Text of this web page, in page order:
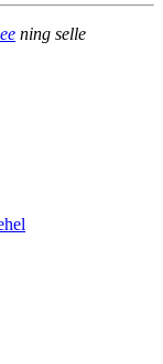
ning selle